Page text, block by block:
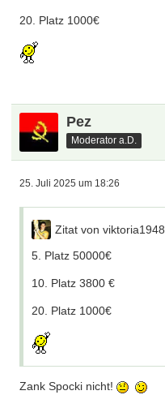
20. Platz 1000€
Pez
Moderator a.D.
25. Juli 2025 um 18:26
Zitat von viktoria1948
5. Platz 50000€
10. Platz 3800 €
20. Platz 1000€
Zank Spocki nicht!